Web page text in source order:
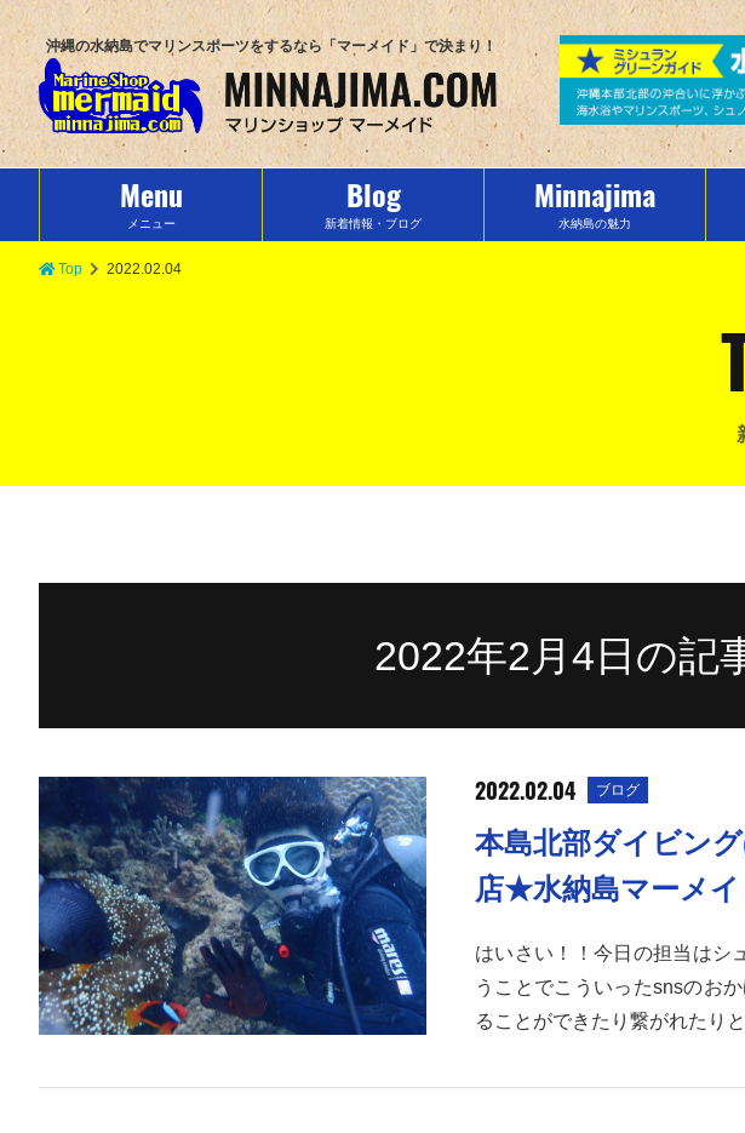
沖縄の水納島でマリンスポーツをするなら「マーメイド」で決まり！
Menu
メニュー
Blog
新着情報・ブログ
Minnajima
水納島の魅力
Top 2022.02.04
2022年2月4日の記
2022.02.04 ブログ
本島北部ダイビン
店★水納島マーメイ
はいさい！！今日の担当はシ
うことでこういったsnsのお
ることができたり繋がれたり